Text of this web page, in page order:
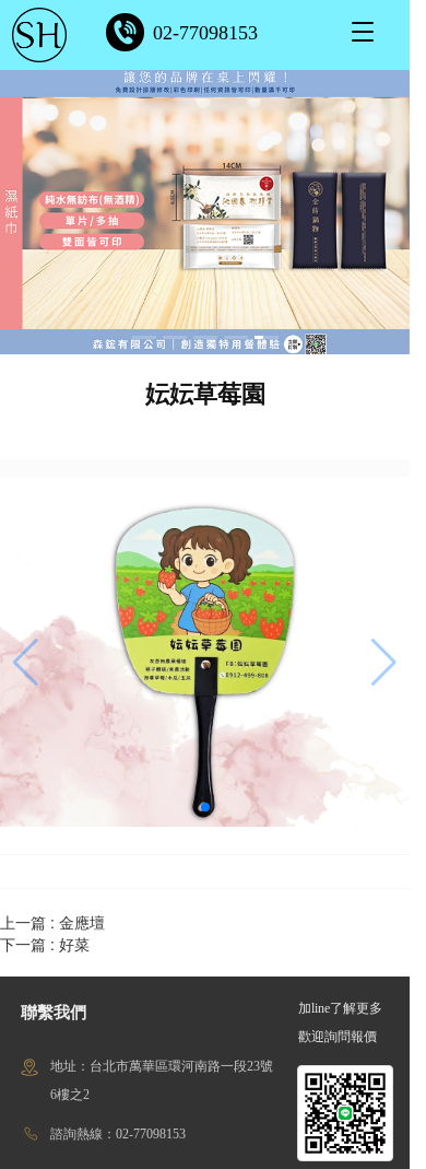
T
g
g
n
a
v
i
g
a
t
i
n
02-77098153
妘妘草莓園
上一篇 : 金應壇
下一篇 : 好菜
聯繫我們
地址：台北市萬華區環河南路一段23號
6樓之2
諮詢熱線：02-77098153
加line了解更多
歡迎詢問報價